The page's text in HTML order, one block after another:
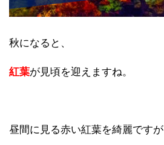
秋になると、
紅葉が見頃を迎えますね。
昼間に見る赤い紅葉を綺麗ですが